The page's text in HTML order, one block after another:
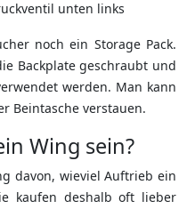
unten links
noch ein Storage Pack.
Backplate geschraubt und
werden. Man kann
Beintasche verstauen.
Wing sein?
davon, wieviel Auftrieb ein
kaufen deshalb oft lieber